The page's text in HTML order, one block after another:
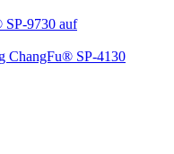
SP-9730 auf
ChangFu® SP-4130